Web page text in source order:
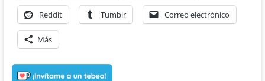
Reddit Tumblr Correo electrónico
Más